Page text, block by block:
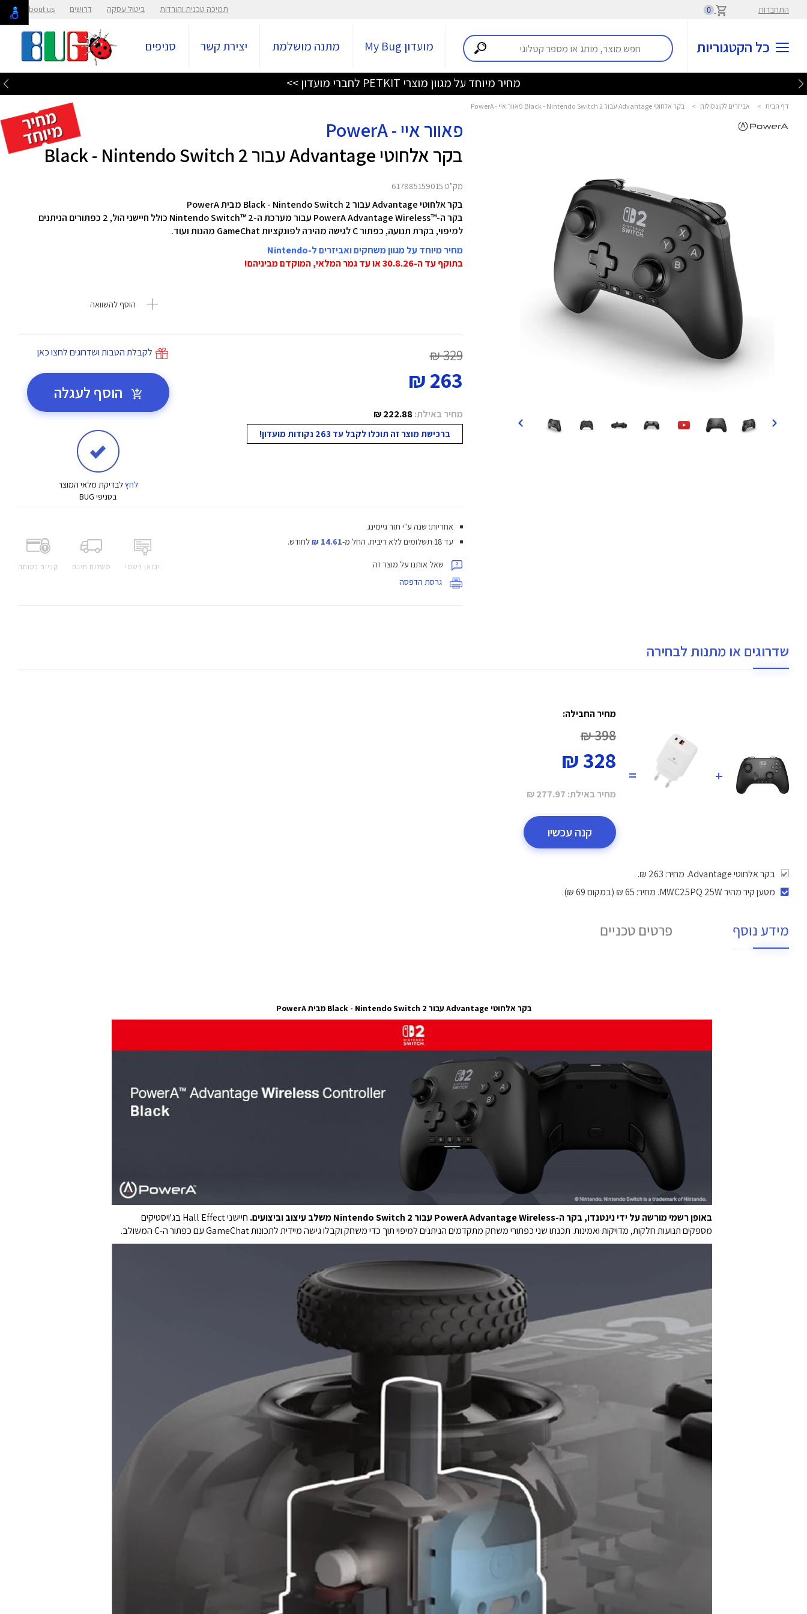
התחברות 0 תמיכה טכנית והורדות ביטול עסקה דרושים About us
כל הקטגוריות מועדון My Bug מתנה מושלמת יצירת קשר סניפים
מחיר מיוחד על מגוון מוצרי PETKIT לחברי מועדון >>
דף הבית > אביזרים לקונסולות > בקר אלחוטי Advantage עבור Black - Nintendo Switch 2 פאוור איי - PowerA
פאוור איי - PowerA
בקר אלחוטי Advantage עבור Black - Nintendo Switch 2
מק"ט 617885159015
בקר אלחוטי Advantage עבור Black - Nintendo Switch 2 מבית PowerA
בקר ה-™PowerA Advantage Wireless עבור מערכת ה-Nintendo Switch™ 2 כולל חיישני הול, 2 כפתורים הניתנים
למיפוי, בקרת תנועה, כפתור C לגישה מהירה לפונקציות GameChat מהנות ועוד.
מחיר מיוחד על מגוון משחקים ואביזרים ל-Nintendo
בתוקף עד ה-30.8.26 או עד גמר המלאי, המוקדם מביניהם!
הוסף להשוואה
329 ₪
263 ₪
מחיר באילת:222.88 ₪
ברכישת מוצר זה תוכלו לקבל עד 263 נקודות מועדון!
לקבלת הטבות ושדרוגים לחצו כאן
הוסף לעגלה
לחץלבדיקת מלאי המוצר
בסניפי BUG
יבואן רשמי משלוח חינם קנייה בטוחה
אחריות: שנה ע"י תור גיימינג
עד 18 תשלומים ללא ריבית.
החל מ-14.61 ₪ לחודש.
שאל אותנו על מוצר זה
גרסת הדפסה
שדרוגים או מתנות לבחירה
+
=
מחיר החבילה:
398 ₪
328 ₪
מחיר באילת: 277.97 ₪
קנה עכשיו
בקר אלחוטי Advantage. מחיר: 263 ₪.
מטען קיר מהיר MWC25PQ 25W
. מחיר: 65 ₪ (במקום 69 ₪).
מידע נוסף פרטים טכניים
בקר אלחוטי Advantage עבור Black - Nintendo Switch 2 מבית PowerA
באופן רשמי מורשה על ידי נינטנדו, בקר ה-PowerA Advantage Wireless עבור Nintendo Switch 2 משלב עיצוב וביצועים.
חיישני Hall Effect בג'ויסטיקים
מספקים תנועות חלקות, מדויקות ואמינות. תכנתו שני כפתורי משחק מתקדמים הניתנים למיפוי תוך כדי משחק וקבלו גישה מיידית לתכונות GameChat עם כפתור ה-C המשולב.